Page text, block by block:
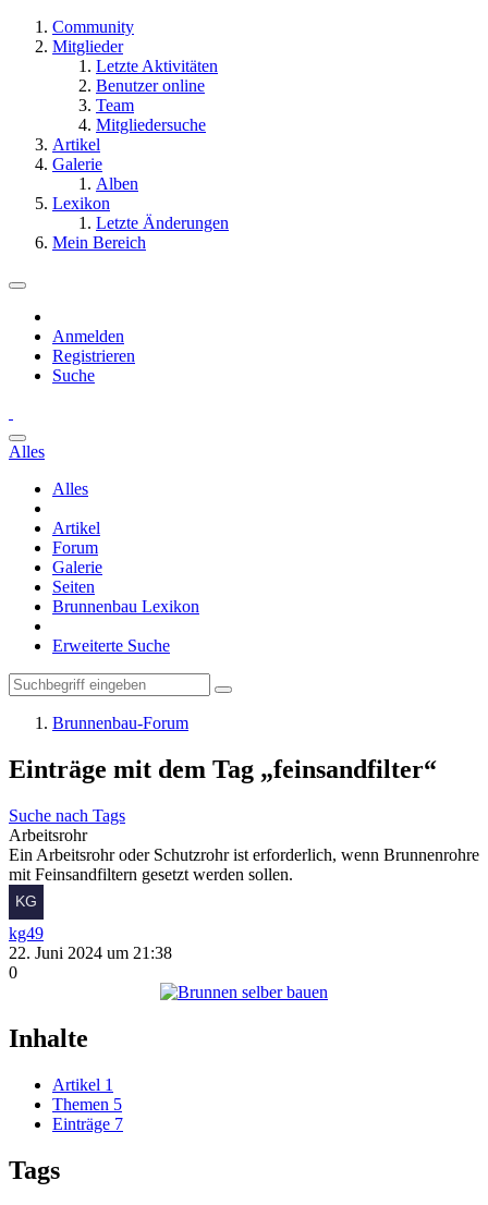
Community
Mitglieder
Letzte Aktivitäten
Benutzer online
Team
Mitgliedersuche
Artikel
Galerie
Alben
Lexikon
Letzte Änderungen
Mein Bereich
Anmelden
Registrieren
Suche
Alles
Alles
Artikel
Forum
Galerie
Seiten
Brunnenbau Lexikon
Erweiterte Suche
Brunnenbau-Forum
Einträge mit dem Tag „feinsandfilter“
Suche nach Tags
Arbeitsrohr
Ein Arbeitsrohr oder Schutzrohr ist erforderlich, wenn Brunnenrohre
mit Feinsandfiltern gesetzt werden sollen.
kg49
22. Juni 2024 um 21:38
0
Inhalte
Artikel 1
Themen 5
Einträge 7
Tags